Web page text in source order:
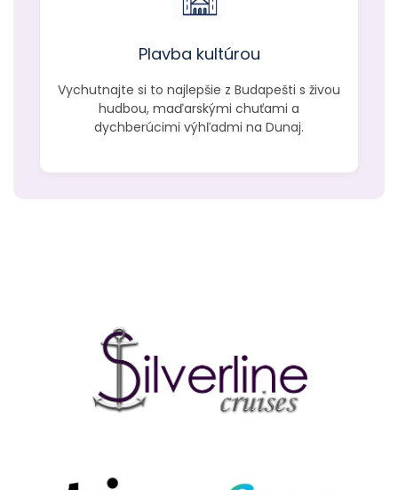
Plavba kultúrou
Vychutnajte si to najlepšie z Budapešti s živou
hudbou, maďarskými chuťami a
dychberúcimi výhľadmi na Dunaj.